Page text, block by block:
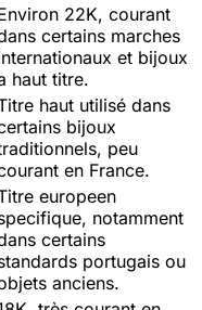
22K, courant
certains marches
et bijoux
haut titre.
haut utilisé dans
bijoux
peu
en France.
europeen
notamment
certains
portugais ou
anciens.